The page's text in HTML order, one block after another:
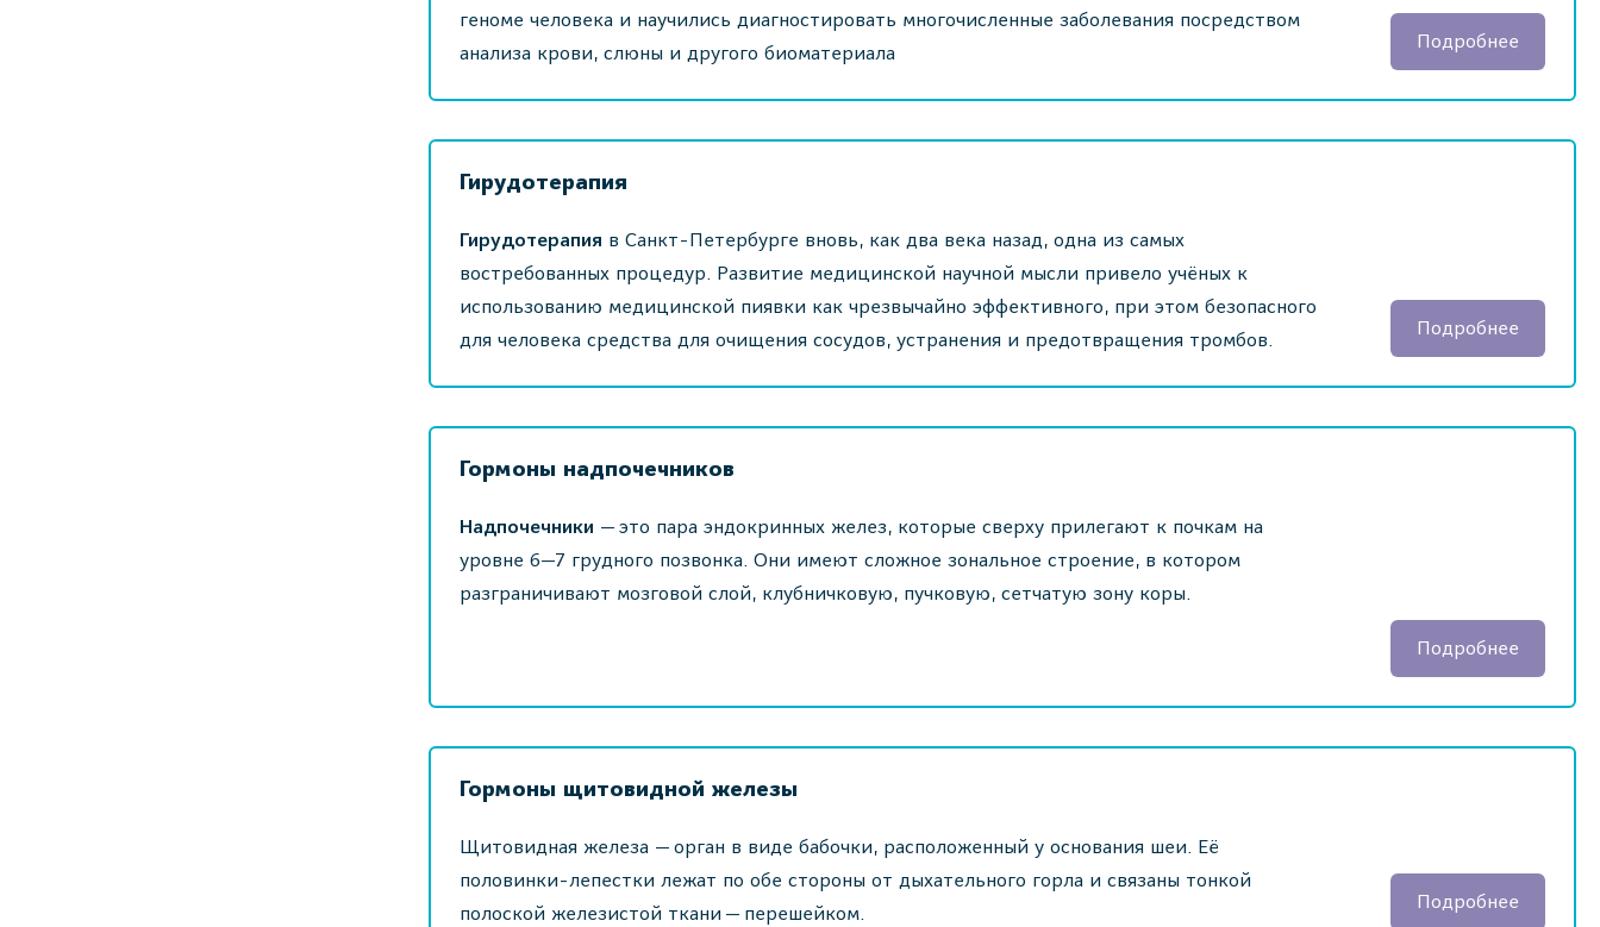
геноме человека и научились диагностировать многочисленные заболевания посредством
анализа крови, слюны и другого биоматериала
Подробнее
Гирудотерапия
Гирудотерапия в Санкт-Петербурге вновь, как два века назад, одна из самых
востребованных процедур. Развитие медицинской научной мысли привело учёных к
использованию медицинской пиявки как чрезвычайно эффективного, при этом безопасного
для человека средства для очищения сосудов, устранения и предотвращения тромбов.
Подробнее
Гормоны надпочечников
Надпочечники — это пара эндокринных желез, которые сверху прилегают к почкам на
уровне 6—7 грудного позвонка. Они имеют сложное зональное строение, в котором
разграничивают мозговой слой, клубничковую, пучковую, сетчатую зону коры.
Подробнее
Гормоны щитовидной железы
Щитовидная железа — орган в виде бабочки, расположенный у основания шеи. Её
половинки-лепестки лежат по обе стороны от дыхательного горла и связаны тонкой
полоской железистой ткани — перешейком.
Подробнее